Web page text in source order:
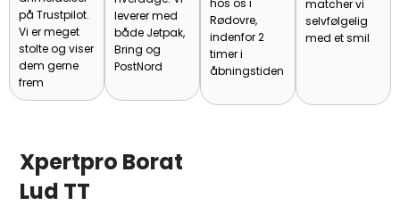
på Trustpilot.
Vi er meget
stolte og viser
dem gerne
frem
leverer med
både Jetpak,
Bring og
PostNord
Rødovre,
indenfor 2
timer i
åbningstiden
matcher vi
selvfølgelig
med et smil
Xpertpro Borat
Lud TT